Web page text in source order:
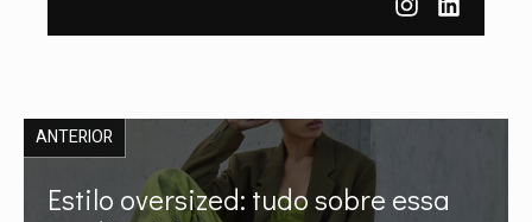
ANTERIOR
Estilo oversized: tudo sobre essa